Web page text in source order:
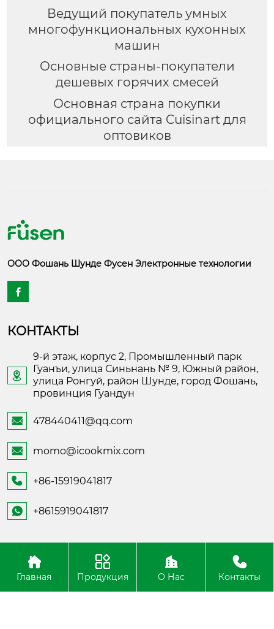
Ведущий покупатель умных
многофункциональных кухонных
машин
Основные страны-покупатели
дешевых горячих смесей
Основная страна покупки
официального сайта Cuisinart для
оптовиков
ООО Фошань Шунде Фусен Электронные технологии

КОНТАКТЫ

9-й этаж, корпус 2, Промышленный парк
Гуанъи, улица Синьнань № 9, Южный район,
улица Ронгуй, район Шунде, город Фошань,
провинция Гуандун
 478440411@qq.com
 momo@icookmix.com
 +86-15919041817
 +8615919041817
Copyright ©Foshan Shunde Fusheng Electronic
Technology
Главная Продукция О Нас Контакты